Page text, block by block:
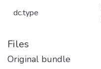
dc.type
Files
Original bundle